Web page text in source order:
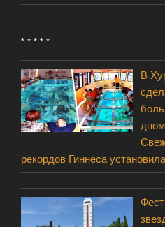
* * * * *
В
дном
рекордов Гиннеса установила